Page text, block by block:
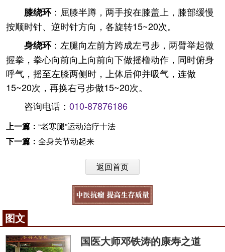
膝绕环：屈膝半蹲，两手按在膝盖上，膝部缓慢
按顺时针、逆时针方向，各旋转15~20次。
身绕环：左腿向左前方跨成左弓步，两臂举起微
握拳，拳心向前向上向前向下做摇橹动作，同时俯身
呼气，摇至左膝两侧时，上体后仰并吸气，连做
15~20次，再换右弓步做15~20次。
咨询电话： 010-87876186
上一篇： “老寒腿”运动治疗十法
下一篇： 全身关节动起来
返回首页
图文
国医大师邓铁涛的康寿之道